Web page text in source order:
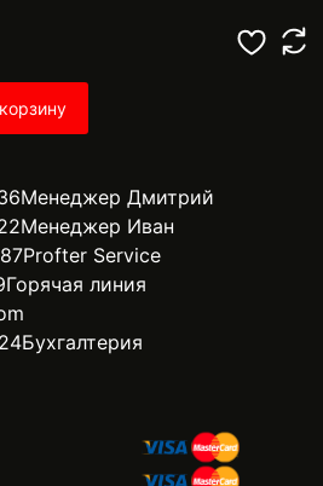
Менеджер Дмитрий
Менеджер Иван
Profter Service
Горячая линия
Бухгалтерия